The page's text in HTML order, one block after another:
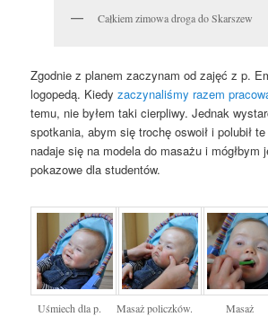
Całkiem zimowa droga do Skarszew
Zgodnie z planem zaczynam od zajęć z p.
logopedą. Kiedyzaczynaliśmy razem
temu, nie byłem taki cierpliwy. Jednak
spotkania, abym się trochę oswoił i polubił
nadaje się na modela do masażu i mógłbym
pokazowe dla studentów.
Uśmiech dla p.
Masaż policzków.
Masaż